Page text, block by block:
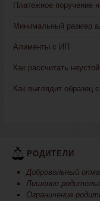
Платежное поручение
Минимальный размер
Алименты с ИП
Как рассчитать
Как выглядит образец
РОДИТЕЛИ
Добровольный
Лишение
Ограничение